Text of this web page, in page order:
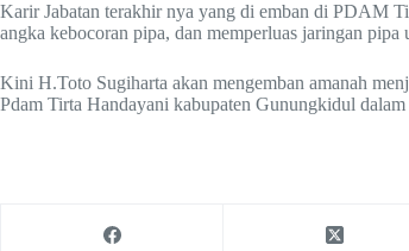
Karir Jabatan terakhir nya yang di emban di PDAM
angka kebocoran pipa, dan memperluas jaringan
Kini H.Toto Sugiharta akan mengemban amanah
Pdam Tirta Handayani kabupaten Gunungkidul